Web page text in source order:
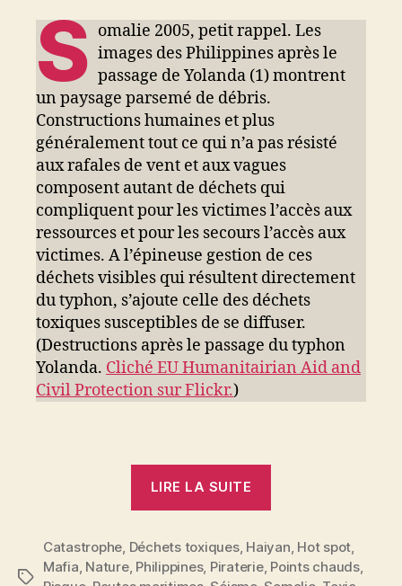
S omalie 2005, petit rappel. Les
images des Philippines après le
passage de Yolanda (1) montrent
un paysage parsemé de débris.
Constructions humaines et plus
généralement tout ce qui n’a pas résisté
aux rafales de vent et aux vagues
composent autant de déchets qui
compliquent pour les victimes l’accès aux
ressources et pour les secours l’accès aux
victimes. A l’épineuse gestion de ces
déchets visibles qui résultent directement
du typhon, s’ajoute celle des déchets
toxiques susceptibles de se diffuser.
(Destructions après le passage du typhon
Yolanda. Cliché EU Humanitairian Aid and
Civil Protection sur Flickr.)
LIRE LA SUITE
déchets
toxiques »
Étiquettes
Catastrophe Déchets toxiques, Haiyan Hot spot
Mafia Nature, Philippines, Piraterie, Points chauds,